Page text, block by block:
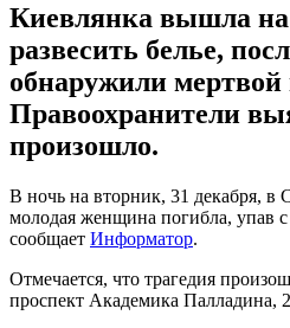
Киевлянка вышла
развесить белье,
обнаружили мертвой
Правоохранители
произошло.
В ночь на вторник, 31 декабря, в
молодая женщина погибла, упав
сообщает Информатор.
Отмечается, что трагедия
проспект Академика Палладина,